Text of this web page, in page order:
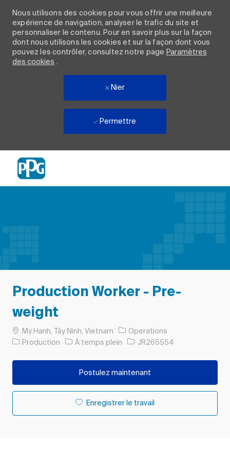
Nous utilisons des cookies pour vous offrir une meilleure
expérience de navigation, analyser le trafic du site et
personnaliser le contenu. Pour en savoir plus sur la façon
dont nous utilisons les cookies et sur la façon dont vous
pouvez les contrôler, consultez notre page Paramètres
des cookies .
Nier
Permettre
Production Worker - Pre-
weight
Emplacement
My Hanh, Tây Ninh, Vietnam
Operations
Catégorie
Production Type d’emploi
À temps plein ID de l’emploi
JR265554
Postulez maintenant
Enregistrer le travail